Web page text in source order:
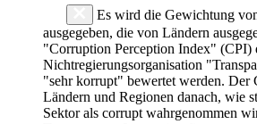
Es wird die Gewichtung
ausgegeben, die von Ländern
"Corruption Perception Index" (CPI)
Nichtregierungsorganisation
"sehr korrupt" bewertet werden. Der
Ländern und Regionen danach, wie
Sektor als corrupt wahrgenommen